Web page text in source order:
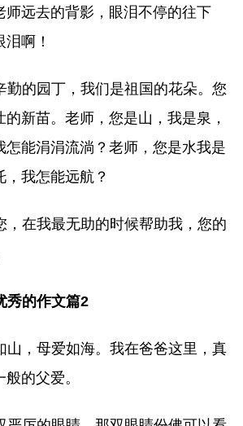
师远去的背影，眼泪不停的往下
啊！
勤的园丁，我们是祖国的花朵。您
新苗。老师，您是山，我是泉，
怎能涓涓流淌？老师，您是水我是
我怎能远航？
，在我最无助的时候帮助我，您的
秀的作文篇2
山，母爱如海。我在爸爸这里，真
的父爱。